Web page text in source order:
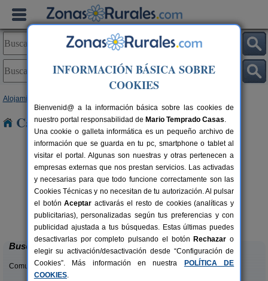
Alojamientos
Casas Rurales cerca de Ajarte
4-10+1 pers.
desde21 €
La Morera de Agustina
Villanueva de Carazo (Burgos)
Buscar
Comunidades:
INFORMACIÓN BÁSICA SOBRE
COOKIES
Bienvenid@ a la información básica sobre las cookies de
nuestro portal responsabilidad de Mario Temprado Casas.
Una cookie o galleta informática es un pequeño archivo de
información que se guarda en tu pc, smartphone o tablet al
visitar el portal. Algunas son nuestras y otras pertenecen a
empresas externas que nos prestan servicios. Las activadas
y necesarias para que todo funcione correctamente son las
Cookies Técnicas y no necesitan de tu autorización. Al pulsar
el botónAceptar activarás el resto de cookies (analíticas y
publicitarias), personalizadas según tus preferencias y con
publicidad ajustada a tus búsquedas. Estas últimas puedes
desactivarlas por completo pulsando el botón Rechazar o
elegir su activación/desactivación desde “Configuración de
Cookies”. Más información en nuestra
POLÍTICA DE
COOKIES.